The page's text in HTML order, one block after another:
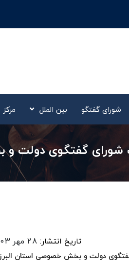
شورای گفتگو بین الملل
گفتگوی دولت
تاریخ انتشار: 28 مهر 1403 - 19:44
دولت و بخش خصوصی استان